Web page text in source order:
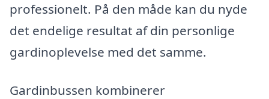
professionelt. På den måde kan du nyde
det endelige resultat af din personlige
gardinoplevelse med det samme.
Gardinbussen kombinerer